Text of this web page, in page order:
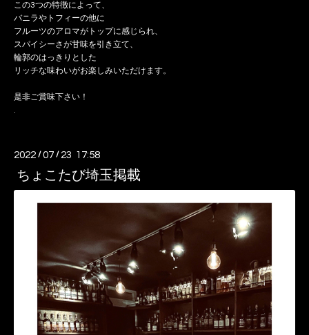
この3つの特徴によって、
バニラやトフィーの他に
フルーツのアロマがトップに感じられ、
スパイシーさが甘味を引き立て、
輪郭のはっきりとした
リッチな味わいがお楽しみいただけます。
是非ご賞味下さい！
.
2022 /07 / 23 17:58
ちょこたび埼玉掲載